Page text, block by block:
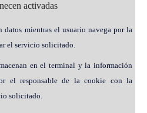
activadas
datos mientras el usuario navega por la
el servicio solicitado.
en el terminal y la información
el responsable de la cookie con la
solicitado.